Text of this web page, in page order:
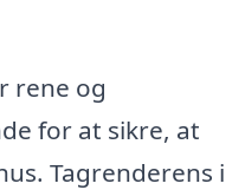
rene og
for at sikre, at
Tagrenderens i